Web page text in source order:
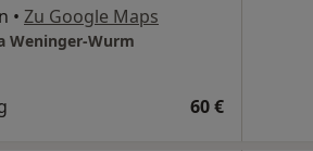
• Zu Google Maps
Weninger-Wurm
60 €